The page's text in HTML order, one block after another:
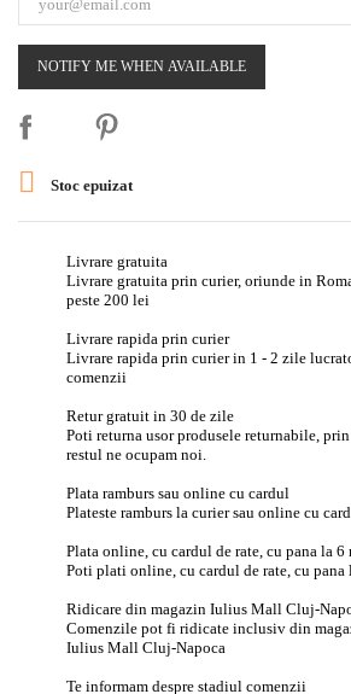
NOTIFY ME WHEN AVAILABLE
 Stoc epuizat
Livrare gratuita
Livrare gratuita prin curier, oriunde in
peste 200 lei
Livrare rapida prin curier
Livrare rapida prin curier in 1 - 2 zile
comenzii
Retur gratuit in 30 de zile
Poti returna usor produsele returnabile,
restul ne ocupam noi.
Plata ramburs sau online cu cardul
Plateste ramburs la curier sau online cu
Plata online, cu cardul de rate, cu pana la 6
Poti plati online, cu cardul de rate, cu pana
Ridicare din magazin Iulius Mall Cluj-
Comenzile pot fi ridicate inclusiv din
Iulius Mall Cluj-Napoca
Te informam despre stadiul comenzii